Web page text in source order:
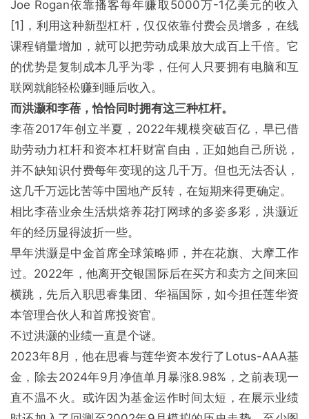
Joe Rogan依靠播客每年赚取5000万-1亿美元的收入
[1]，利用这种新型杠杆，仅仅依靠付费会员增多，在线
课程销量增加，就可以把劳动成果放大成百上千倍。它
的优势是复制成本几乎为零，任何人只要拥有电脑和互
联网就能轻松赚到睡后收入。
而洪灏和李蓓，恰恰同时拥有这三种杠杆。
李蓓2017年创立半夏，2022年规模突破百亿，早已借
助劳动力杠杆和资本杠杆财富自由，正如她自己所说，
并不缺知识付费每年变现的这几千万。但也无法否认，
这几千万远比苦等中国地产反转，在短期来得更确定。
相比李蓓业余生活烘焙养花打网球的多姿多彩，洪灏近
年的经历显得波折一些。
早年洪灏是中金首席全球策略师，并在花旗、大摩工作
过。2022年，他离开交银国际后在买方和卖方之间来回
横跳，先后入职思睿集团、华福国际，如今担任莲华资
本管理合伙人和首席投资官。
不过洪灏的业绩一直是个谜。
2023年8月，他在思睿与莲华资本发行了Lotus-AAA基
金，除去2024年9月净值单月暴涨8.98%，之前表现一
直不温不火。或许因为基金运作时间太短，在展示业绩